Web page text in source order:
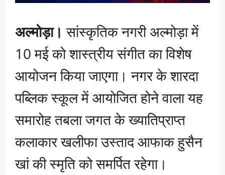
अल्मोड़ा। सांस्कृतिक नगरी अल्मोड़ा में
10 मई को शास्त्रीय संगीत का विशेष
आयोजन किया जाएगा। नगर के शारदा
पब्लिक स्कूल में आयोजित होने वाला यह
समारोह तबला जगत के ख्यातिप्राप्त
कलाकार खलीफा उस्ताद आफाक हुसैन
खां की स्मृति को समर्पित रहेगा।